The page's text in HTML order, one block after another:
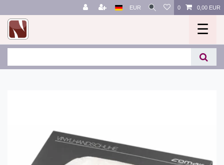
EUR 0 0,00 EUR
☰